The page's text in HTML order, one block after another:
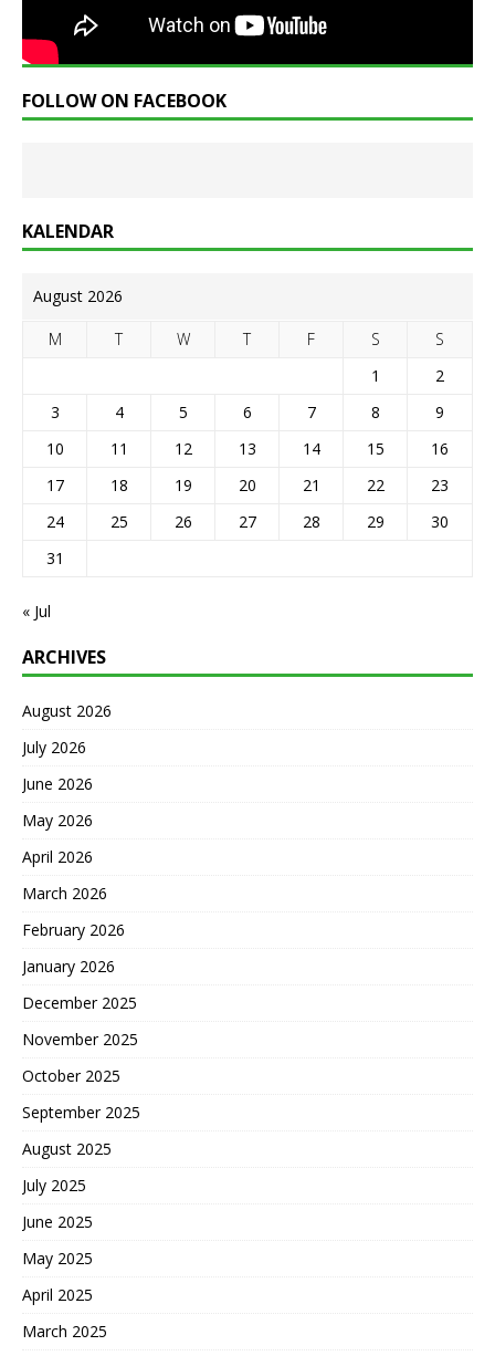
FOLLOW ON FACEBOOK
KALENDAR
August 2026
M T W T F S
S
1
2
3
4 5 6 7 8
9
10
11 12 13 14 15
16
17
18 19 20 21 22
23
24
25 26 27 28 29
30
31
« Jul
ARCHIVES
August 2026
July 2026
June 2026
May 2026
April 2026
March 2026
February 2026
January 2026
December 2025
November 2025
October 2025
September 2025
August 2025
July 2025
June 2025
May 2025
April 2025
March 2025